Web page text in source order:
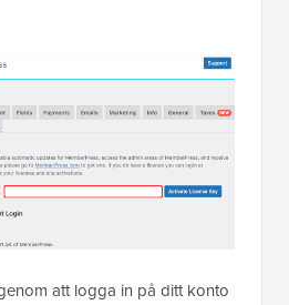
att logga in på ditt konto